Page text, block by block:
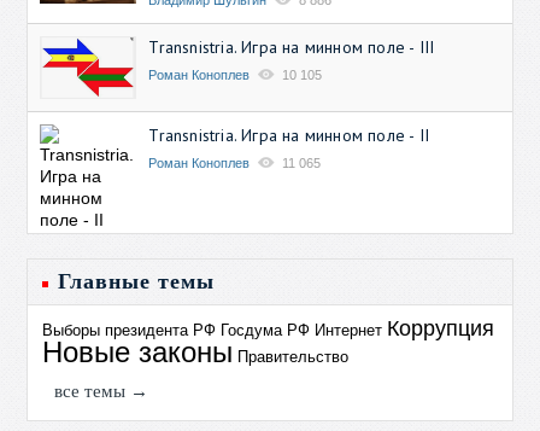
Transnistria. Игра на минном поле - III
Роман Коноплев 10 105
Transnistria. Игра на минном поле - II
Роман Коноплев 11 065
Главные темы
Выборы президента РФ Госдума РФ Интернет Коррупция
Новые законы Правительство
все темы →